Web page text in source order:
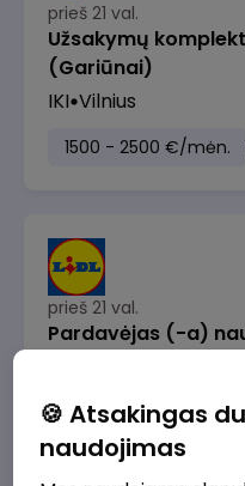
prieš 21 val.
Užsakymų
(Gariūnai)
IKI Vilnius
1500 - 2500 €/mėn.
prieš 21 val.
Pardavėjas (-a)
1715 - 2170 €/mėn.
🍪 Atsakingas
naudojimas